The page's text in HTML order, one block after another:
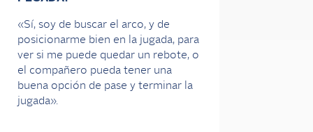
«Sí, soy de buscar el arco, y de
posicionarme bien en la jugada, para
ver si me puede quedar un rebote, o
el compañero pueda tener una
buena opción de pase y terminar la
jugada».